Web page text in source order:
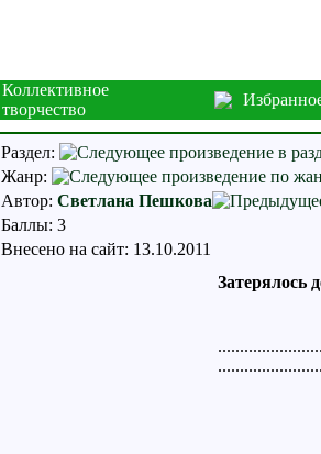
Коллективное
творчество
Раздел:
Жанр:
Автор: Светлана Пешкова
Баллы: 3
Внесено на сайт: 13.10.2011
Затерялось